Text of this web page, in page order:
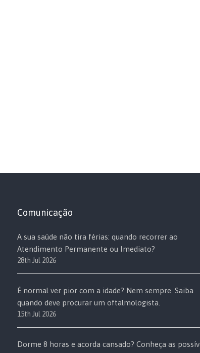
Comunicação
A sua saúde não tira férias: quando recorrer ao
Atendimento Permanente ou Imediato?
28th Jul 2026
É normal ver pior com a idade? Nem sempre. Saiba
quando deve procurar um oftalmologista.
15th Jul 2026
Dorme 8 horas e acorda cansado? Conheça as